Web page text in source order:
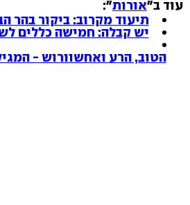
עוד ב"אורות":
תיעוד מקרוב: ביקור בהר
יש קבלה: חמישה כללים
הטוב, הרע ואחשוורוש -